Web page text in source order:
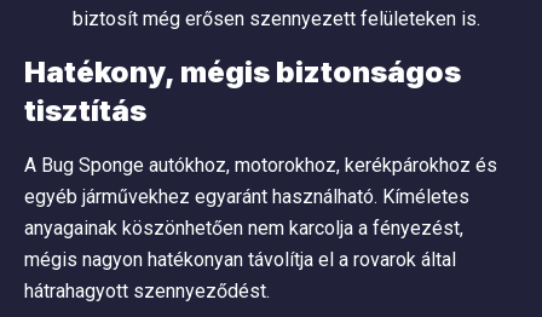
biztosít még erősen szennyezett felületeken is.
Hatékony, mégis biztonságos
tisztítás
A Bug Sponge autókhoz, motorokhoz, kerékpárokhoz és
egyéb járművekhez egyaránt használható. Kíméletes
anyagainak köszönhetően nem karcolja a fényezést,
mégis nagyon hatékonyan távolítja el a rovarok által
hátrahagyott szennyeződést.